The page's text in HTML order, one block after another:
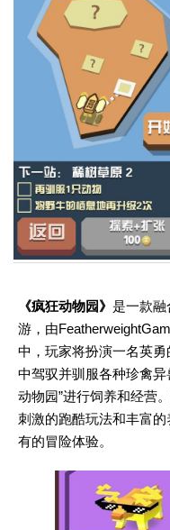
《疯狂动物园》 是一款融
游，由
中，玩家将扮演一名英
中驾驭并驯服各种珍禽
动物园”进行饲养和经营
刺激的跑酷玩法和丰富
有的冒险体验。